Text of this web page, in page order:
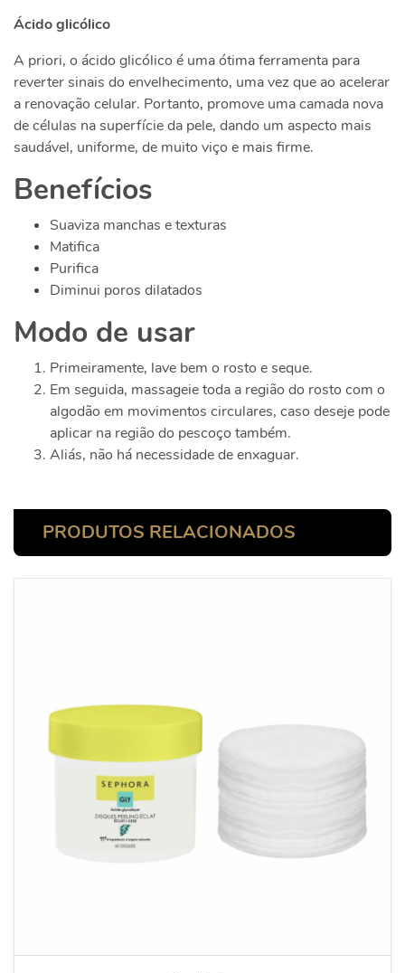
Ácido glicólico
A priori, o ácido glicólico é uma ótima ferramenta para
reverter sinais do envelhecimento, uma vez que ao acelerar
a renovação celular. Portanto, promove uma camada nova
de células na superfície da pele, dando um aspecto mais
saudável, uniforme, de muito viço e mais firme.
Benefícios
Suaviza manchas e texturas
Matifica
Purifica
Diminui poros dilatados
Modo de usar
Primeiramente, lave bem o rosto e seque.
Em seguida, massageie toda a região do rosto com o
algodão em movimentos circulares, caso deseje pode
aplicar na região do pescoço também.
Aliás, não há necessidade de enxaguar.
PRODUTOS RELACIONADOS